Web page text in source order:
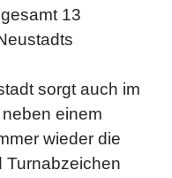
13
sorgt auch im
einem
wieder die
Turnabzeichen